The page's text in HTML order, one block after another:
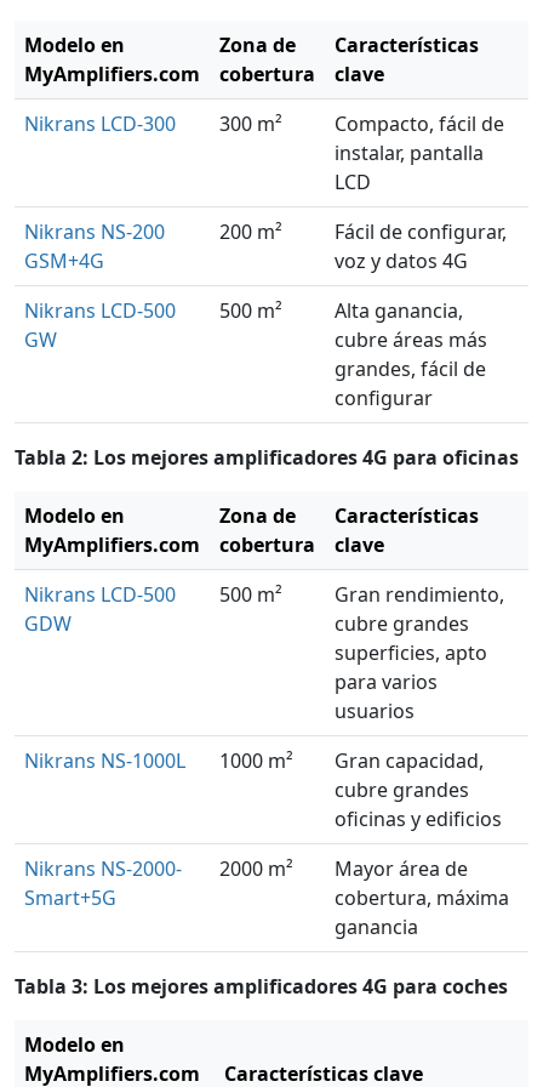
Modelo en
MyAmplifiers.com
Zona de
cobertura
Características
clave
Nikrans LCD-300
300 m²
Compacto, fácil de
instalar, pantalla
LCD
Nikrans NS-200
GSM+4G
200 m²
Fácil de configurar,
voz y datos 4G
Nikrans LCD-500
GW
500 m²
Alta ganancia,
cubre áreas más
grandes, fácil de
configurar
Tabla 2: Los mejores amplificadores 4G para oficinas
Modelo en
MyAmplifiers.com
Zona de
cobertura
Características
clave
Nikrans LCD-500
GDW
500 m²
Gran rendimiento,
cubre grandes
superficies, apto
para varios
usuarios
Nikrans NS-1000L
1000 m²
Gran capacidad,
cubre grandes
oficinas y edificios
Nikrans NS-2000-
Smart+5G
2000 m²
Mayor área de
cobertura, máxima
ganancia
Tabla 3: Los mejores amplificadores 4G para coches
Modelo en
MyAmplifiers.com
Características clave